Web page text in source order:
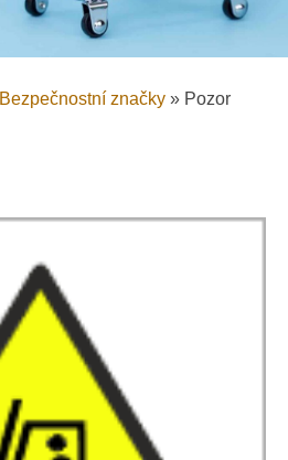
Bezpečnostní značky » Pozor